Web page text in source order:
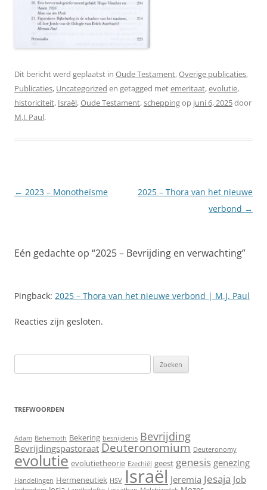
Dit bericht werd geplaatst in Oude Testament,Overige publicaties,
Publicaties, Uncategorized en getagged metemeritaat,evolutie,
historiciteit, Israël,Oude Testament,scheppingop juni 6, 2025door
M.J. Paul.
Berichtnavigatie
← 2023 – Monotheïsme
2025 – Thora van het nieuwe
verbond →
Eén gedachte op “2025 – Bevrijding en verwachting”
Pingback: 2025 – Thora van het nieuwe verbond | M.J. Paul
Reacties zijn gesloten.
naar:
TREFWOORDEN
Adam Behemoth Bekering besnijdenis Bevrijding
Bevrijdingspastoraat Deuteronomium Deuteronomy
evolutie evolutietheorie Ezechiël geest genesis genezing
Handelingen Hermeneutiek HSV Israël Jeremia Jesaja Job